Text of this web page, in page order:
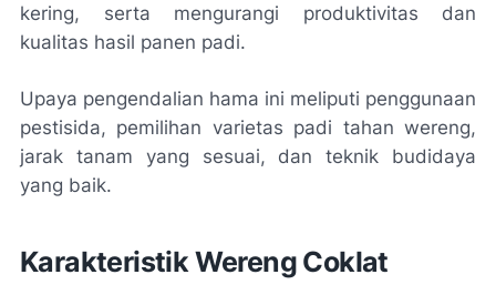
kering, serta mengurangi produktivitas dan
kualitas hasil panen padi.
Upaya pengendalian hama ini meliputi penggunaan
pestisida, pemilihan varietas padi tahan wereng,
jarak tanam yang sesuai, dan teknik budidaya
yang baik.
Karakteristik Wereng Coklat